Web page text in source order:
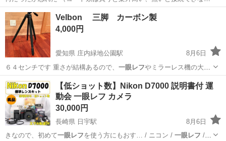
=作業できないという・・・）
大阪 大阪市 鶴見緑地駅
Velbon 三脚 カーボン製
4,000円
愛知県 庄内緑地公園駅
8月6日
６４センチです 重さが結構あるので、 一眼レフやミラーレス機の大き
い物にも対応でき…
愛知 名古屋市 庄内緑地公園駅 三脚
【低ショット数】Nikon D7000 説明書付 運
動会 一眼レフ カメラ
30,000円
長崎県 日宇駅
8月6日
きなので、初めて一眼レフを使う方にもおす… / ニコン / 一眼レフ /